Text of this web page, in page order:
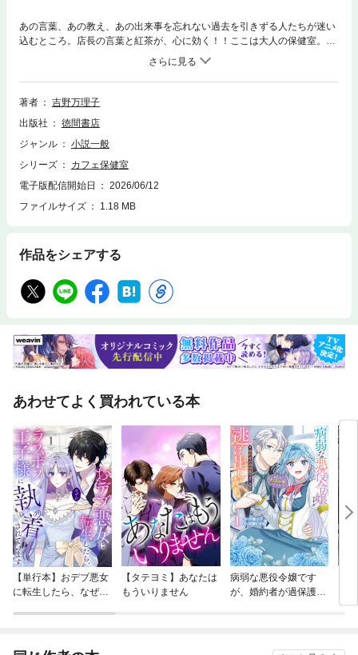
あの言葉、あの教え、あの出来事を忘れない過去を引きずる人たちが迷い
込むところ。店長の言葉と紅茶が、心に効く！！ここは大人の保健室。＼
横浜の裏路地で夜９時まで営業中／＿＿＿＿＿＿＿＿＿＿＿＿＿＿＿第73
回産経児童出版文化賞ニッポン放送賞受賞作家 最新作！＿＿＿＿＿＿＿＿
＿＿＿＿＿＿＿子どもの頃、いつも先生に聞かされていた言葉。「誰とで
も仲良く」「夢を持ちましょう」「嘘をついてはいけません」大人になる
考えを持っていて――一息つこう。こっそり通いたいカップの選べる喫茶
店。【著者からのコメント】子どもの頃、耳にしたたくさんの教訓。今で
はいけません」。これらは、子ども時代に聞く“きれいごと”でしょうか。
それとも大人になっても有効な教えなのでしょうか。そんなことを考えな
がら書きました。主人公の店長が「こういうことではないかしら？」と語
る言葉、みなさんはどう思われますか？ もしよかったら教えてくださ
ません第５章 相手のことを考えましょう第６章 整理整とんをしましょ
著者
吉野万理子
出版社
徳間書店
ジャンル
小説一般
シリーズ
カフェ保健室
電子版配信開始日
2026/06/12
ファイルサイズ
1.18 MB
作品をシェアする
あわせてよく買われている本
【単行本】おデブ悪女
に転生したら、なぜか
【タテヨミ】あなたは
もういりません
病弱な悪役令嬢です
が、婚約者が過保護す